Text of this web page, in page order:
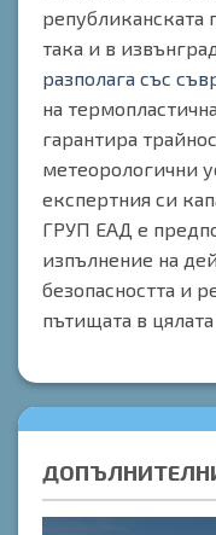
републиканската
така и в
разполага със
на
гарантира
метеорологични
експертния си
ГРУП ЕАД е
изпълнение на
безопасността и
пътищата в цялата